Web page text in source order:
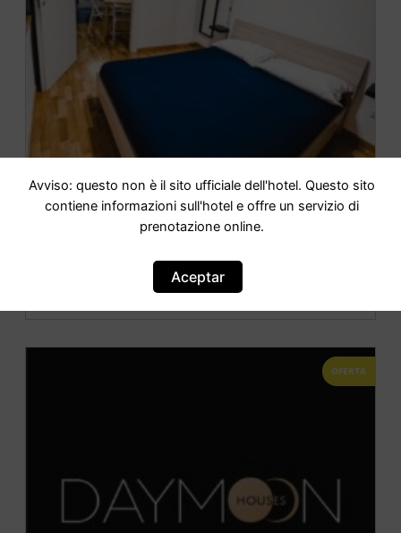
Terno su Napoli Apartments
IR AL HOTEL
OFERTA
Avviso: questo non è il sito ufficiale dell'hotel. Questo sito
contiene informazioni sull'hotel e offre un servizio di
prenotazione online.
Aceptar